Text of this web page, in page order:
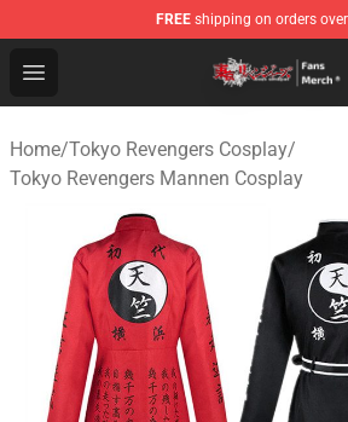
FREE shipping on orders
Open menu
Tokyo Revengers Store - Official
Home/Tokyo Revengers Cosplay/
Tokyo Revengers Mannen Cosplay